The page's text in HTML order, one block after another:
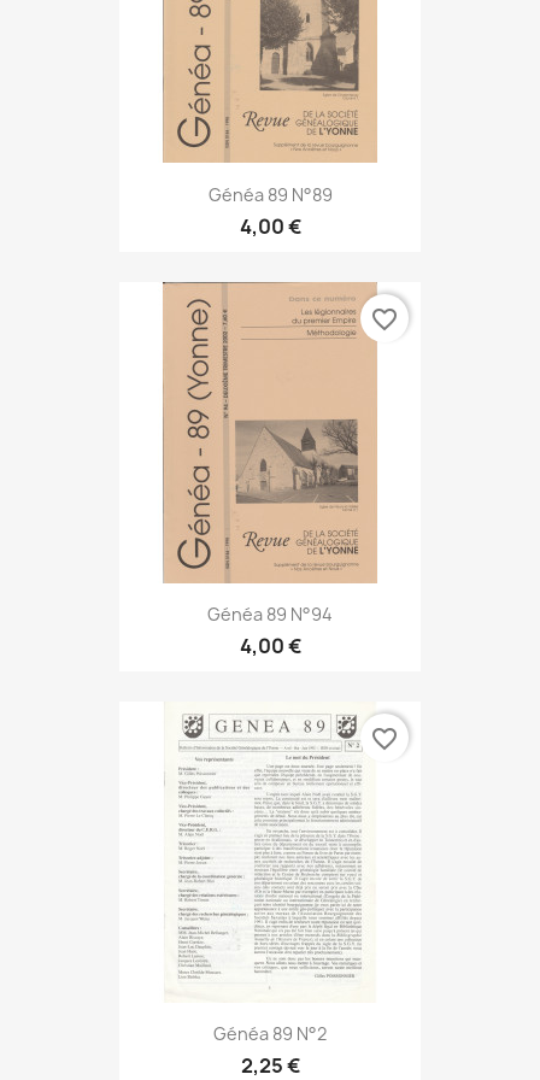
Généa 89 N°89
4,00 €
Généa 89 N°94
4,00 €
favorite_border
Généa 89 N°2
2,25 €
favorite_border